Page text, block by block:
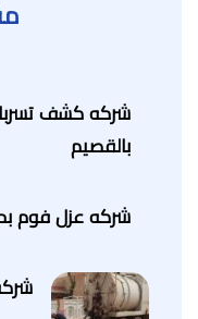
شركه كشف
بالقصيم
شركه عزل فوم